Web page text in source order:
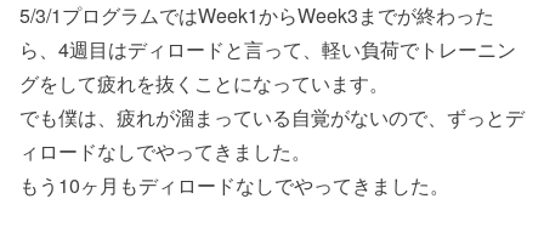
5/3/1プログラムではWeek1からWeek3までが終わった
ら、4週目はディロードと言って、軽い負荷でトレーニン
グをして疲れを抜くことになっています。
でも僕は、疲れが溜まっている自覚がないので、ずっとデ
ィロードなしでやってきました。
もう10ヶ月もディロードなしでやってきました。